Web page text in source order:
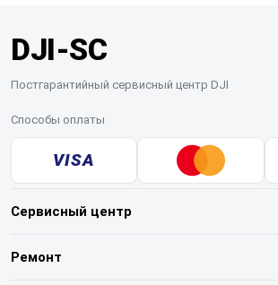
DJI-SC
Постгарантийный сервисный центр DJI
Способы оплаты
VISA
Сервисный центр
О нашем сервисе
Ремонт